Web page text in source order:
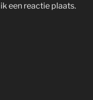
een reactie plaats.